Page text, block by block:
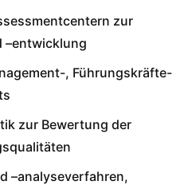
zur
–entwicklung
, Führungskräfte-
zur Bewertung der
–analyseverfahren,